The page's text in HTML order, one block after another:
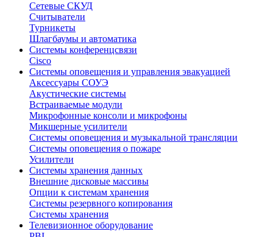
Сетевые СКУД
Считыватели
Турникеты
Шлагбаумы и автоматика
Системы конференцсвязи
Cisco
Системы оповещения и управления эвакуацией
Аксессуары СОУЭ
Акустические системы
Встраиваемые модули
Микрофонные консоли и микрофоны
Микшерные усилители
Системы оповещения и музыкальной трансляции
Системы оповещения о пожаре
Усилители
Системы хранения данных
Внешние дисковые массивы
Опции к системам хранения
Системы резервного копирования
Системы хранения
Телевизионное оборудование